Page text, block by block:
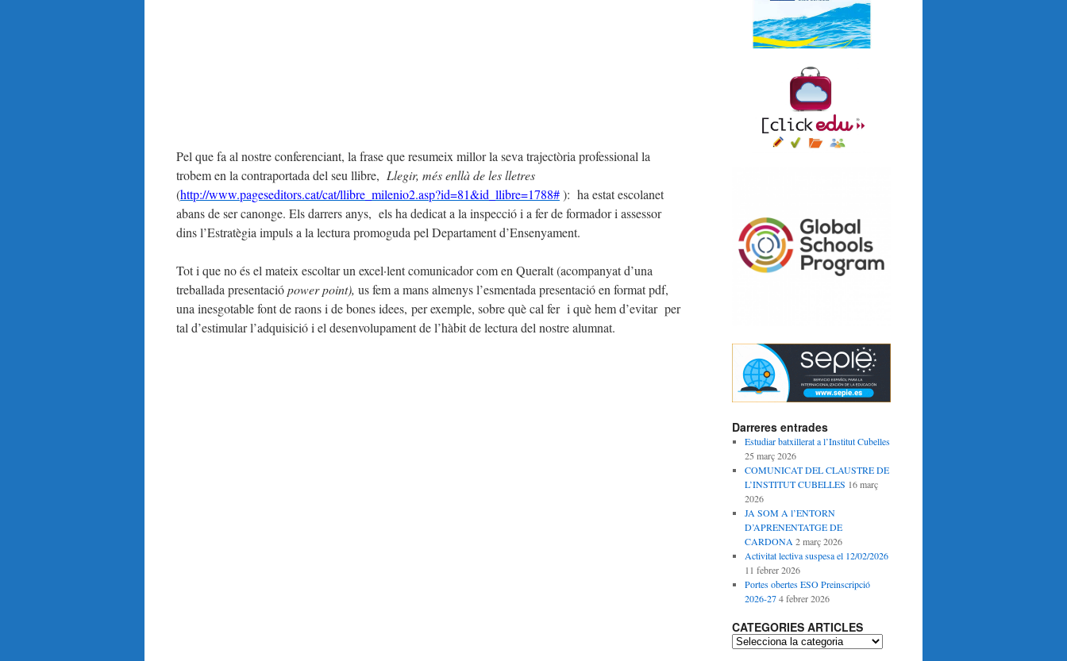
Pel que fa al nostre conferenciant, la frase que resumeix millor la seva trajectòria professional la
trobem en la contraportada del seu llibre, Llegir, més enllà de les lletres
(http://www.pageseditors.cat/cat/llibre_milenio2.asp?id=81&id_llibre=1788#): ha estat escolanet
abans de ser canonge. Els darrers anys, els ha dedicat a la inspecció i a fer de formador i assessor
dins l’Estratègia impuls a la lectura promoguda pel Departament d’Ensenyament.
Tot i que no és el mateix escoltar un excel·lent comunicador com en Queralt (acompanyat d’una
treballada presentaciópower point), us fem a mans almenys l’esmentada presentació en format pdf,
una inesgotable font de raons i de bones idees, per exemple, sobre què cal fer i què hem d’evitar per
tal d’estimular l’adquisició i el desenvolupament de l’hàbit de lectura del nostre alumnat.
Darreres entrades
Estudiar batxillerat a l’Institut Cubelles
25 març 2026
COMUNICAT DEL CLAUSTRE DE
L’INSTITUT CUBELLES 16 març
2026
JA SOM A l’ENTORN
D’APRENENTATGE DE
CARDONA 2 març 2026
Activitat lectiva suspesa el 12/02/2026
11 febrer 2026
Portes obertes ESO Preinscripció
2026-27 4 febrer 2026
CATEGORIES ARTICLES
C